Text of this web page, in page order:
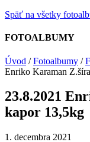
Späť na všetky
FOTOALBUMY
Úvod /Fotoalbumy /
Enriko Karaman
23.8.2021
kapor 13,5kg
1. decembra 2021